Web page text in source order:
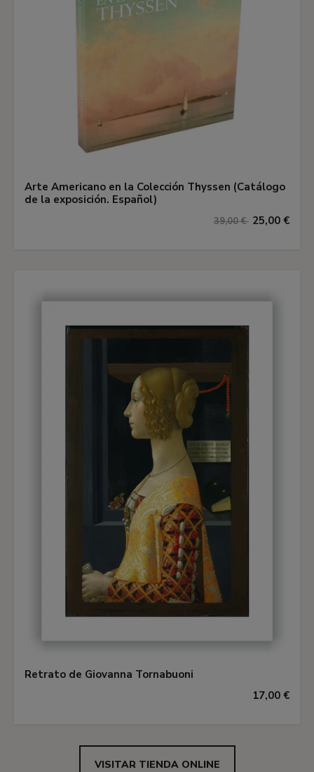
Arte Americano en la Colección Thyssen (Catálogo
de la exposición. Español)
39,00 € 25,00 €
Retrato de Giovanna Tornabuoni
17,00 €
VISITAR TIENDA ONLINE